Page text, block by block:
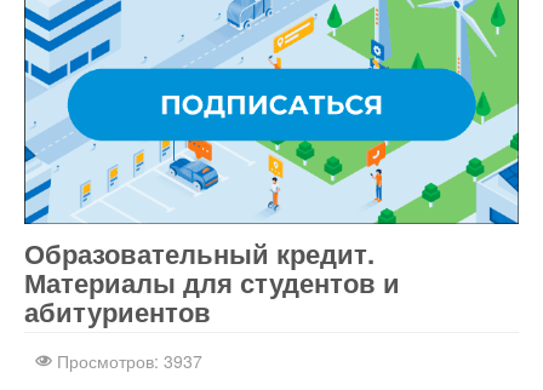
Шаблоны Joomla 3тут
Образовательный кредит.
Материалы для студентов и
абитуриентов
Просмотров: 3937